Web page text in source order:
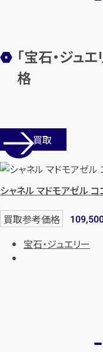
「宝石・ジュ
格
店舗買取
シャネル マドモアゼル
買取参考価格
宝石・ジュエリー